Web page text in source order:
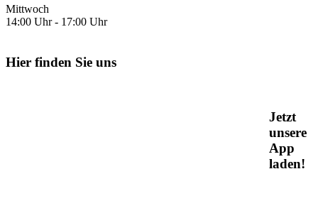
Mittwoch
14:00 Uhr - 17:00 Uhr
Hier finden Sie uns
Jetzt
unsere
App
laden!